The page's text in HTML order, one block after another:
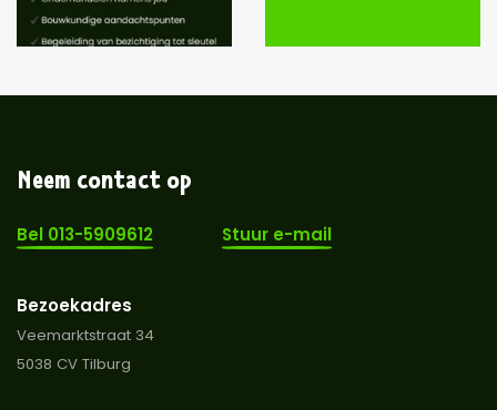
Neem contact op
Bel 013-5909612 Stuur e-mail
Bezoekadres
Veemarktstraat 34
5038 CV Tilburg